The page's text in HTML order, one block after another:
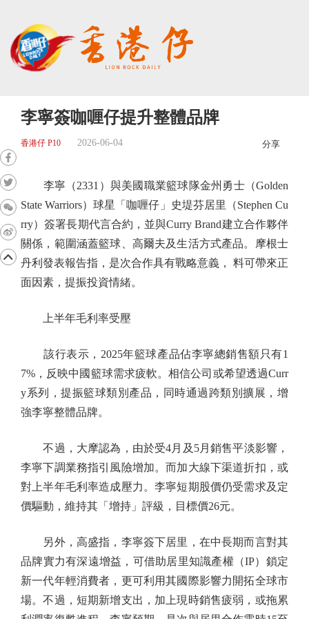
李寧簽咖喱仔提升整體品牌
香港仔 P10 2026-06-04 分享
李寧（2331）與美國職業籃球隊金州勇士（Golden
State Warriors）球星「咖喱仔」史堤芬居里（Stephen Cu
rry）簽署長期代言合約，並與Curry Brand建立合作夥伴
關係，範圍涵蓋籃球、高爾夫及生活方式產品。摩根士
丹利發表報告指，是次合作具有戰略意義， 料可帶來正
面因素，提振投資情緒。
上半年毛利率受壓
該行表示，2025年籃球產品佔李寧總銷售額只有1
7%，反映中國籃球需求疲軟。相信公司或希望透過Curr
y系列，提振籃球類別產品，同時通過跨類別擴展，增
強李寧整體品牌。
不過，大摩認為，由於受4月及5月銷售平淡影響，
李寧下調業務指引風險增加。而加大線下渠道折扣，或
對上半年毛利率造成壓力。李寧短期股價仍受需求及定
價驅動，維持其「增持」評級，目標價26元。
另外，高盛指，李寧簽下居里，在中長期而言對其
品牌實力有深遠增益，可借助居里知識產權（IP）鎖定
新一代年輕消費者，更可利用其國際影響力開拓全球市
場。不過，短期新增支出，加上現時銷售疲弱，或拖累